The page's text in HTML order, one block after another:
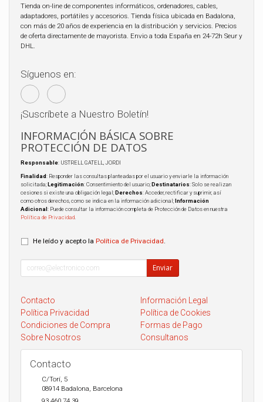
Tienda on-line de componentes informáticos, ordenadores, cables,
adaptadores, portátiles y accesorios. Tienda física ubicada en Badalona,
con más de 20 años de experiencia en la distribución y servicios. Precios
de oferta directamente de mayorista. Envio a toda España en 24-72h Seur y
DHL.
Síguenos en:
¡Suscríbete a Nuestro Boletín!
INFORMACIÓN BÁSICA SOBRE
PROTECCIÓN DE DATOS
Responsable: USTRELL GATELL, JORDI
Finalidad: Responder las consultas planteadas por el usuario y enviarle la información
solicitada;Legitimación: Consentimiento del usuario;Destinatarios: Solo se realizan
cesiones si existe una obligación legal;Derechos: Acceder, rectificar y suprimir, así
como otros derechos, como se indica en la información adicional;Información
Adicional: Puede consultar la información completa de Protección de Datos en nuestra
Política de Privacidad
He leído y acepto la Política de Privacidad
Enviar
Contacto
Información Legal
Política Privacidad
Política de Cookies
Condiciones de Compra
Formas de Pago
Sobre Nosotros
Consultanos
Contacto
C/Torí, 5
08914 Badalona Barcelona